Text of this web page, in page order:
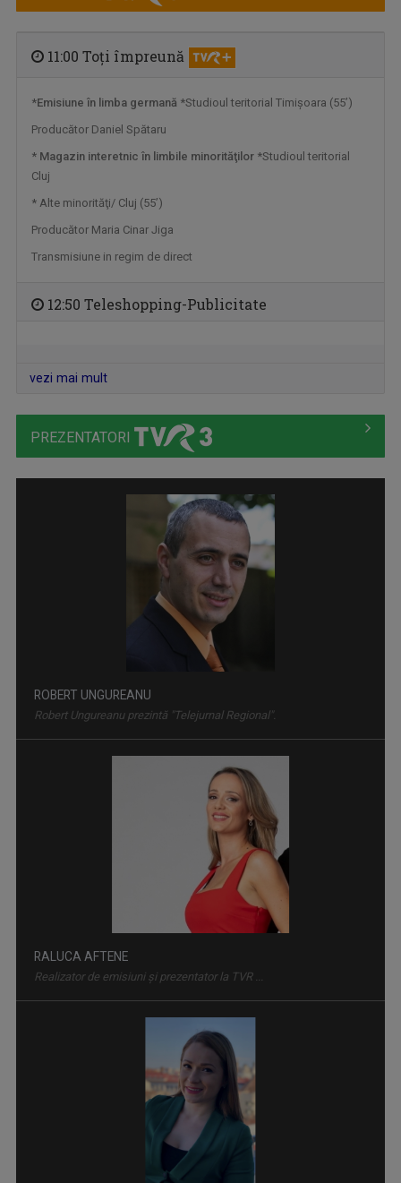
SATUL MEU
CULT@RT
Duminică, ora 13.00, la TVR3
11:00 Toţi împreună
*Emisiune în limba germană *Studioul teritorial Timişoara (55’)
Producător Daniel Spătaru
*Magazin interetnic în limbile minorităţilor *Studioul teritorial
Cluj
* Alte minorităţi/ Cluj (55’)
Producător Maria Cinar Jiga
Transmisiune in regim de direct
12:50 Teleshopping-Publicitate
vezi mai mult
PREZENTATORI
ROBERT UNGUREANU
Robert Ungureanu prezintă "Telejurnal Regional".
RALUCA AFTENE
Realizator de emisiuni şi prezentator la TVR ...